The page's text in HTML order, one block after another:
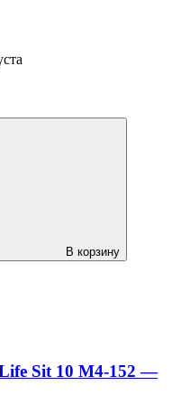
В корзину
Sit 10 M4-152 —